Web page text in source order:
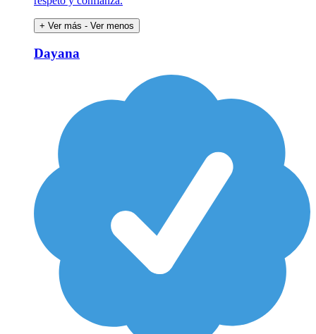
+ Ver más - Ver menos
Dayana